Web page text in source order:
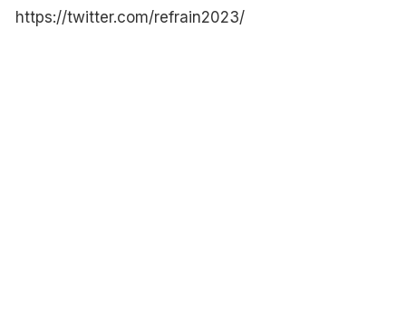
https://twitter.com/refrain2023/